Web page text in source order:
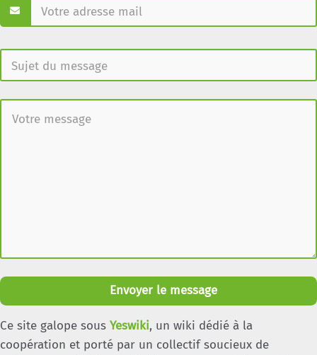
Envoyer le message
Ce site galope sous Yeswiki, un wiki dédié à la
coopération et porté par un collectif soucieux de